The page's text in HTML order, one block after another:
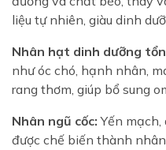
liệu tự nhiên, giàu dinh
Nhân hạt dinh dưỡng
như óc chó, hạnh nhân,
rang thơm, giúp bổ sung
Nhân ngũ cốc: Yến mạch,
được chế biến thành